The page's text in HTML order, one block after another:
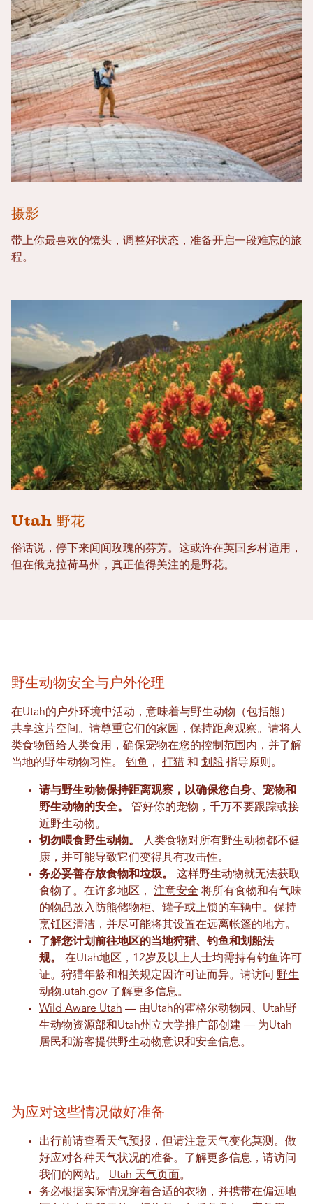
摄影
带上你最喜欢的镜头，调整好状态，准备开启一段难忘的旅
程。
Utah 野花
俗话说，停下来闻闻玫瑰的芬芳。这或许在英国乡村适用，
但在俄克拉荷马州，真正值得关注的是野花。
野生动物安全与户外伦理
在Utah的户外环境中活动，意味着与野生动物（包括熊）
共享这片空间。请尊重它们的家园，保持距离观察。请将人
类食物留给人类食用，确保宠物在您的控制范围内，并了解
当地的野生动物习性。 钓鱼 ， 打猎 和 划船 指导原则。
请与野生动物保持距离观察，以确保您自身、宠物和
野生动物的安全。
管好你的宠物，千万不要跟踪或接
近野生动物。
切勿喂食野生动物。 人类食物对所有野生动物都不健
康，并可能导致它们变得具有攻击性。
务必妥善存放食物和垃圾。 这样野生动物就无法获取
食物了。在许多地区， 注意安全 将所有食物和有气味
的物品放入防熊储物柜、罐子或上锁的车辆中。保持
烹饪区清洁，并尽可能将其设置在远离帐篷的地方。
了解您计划前往地区的当地狩猎、钓鱼和划船法
规。 在Utah地区，12岁及以上人士均需持有钓鱼许可
证。狩猎年龄和相关规定因许可证而异。请访问 野生
动物.utah.gov 了解更多信息。
Wild Aware Utah — 由Utah的霍格尔动物园、Utah野
生动物资源部和Utah州立大学推广部创建 — 为Utah
居民和游客提供野生动物意识和安全信息。
为应对这些情况做好准备
出行前请查看天气预报，但请注意天气变化莫测。做
好应对各种天气状况的准备。了解更多信息，请访问
我们的网站。 Utah 天气页面。
务必根据实际情况穿着合适的衣物，并携带在偏远地